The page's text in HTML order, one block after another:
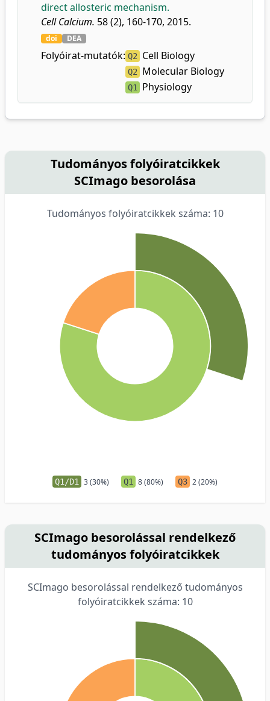
direct allosteric mechanism.
Cell Calcium. 58 (2), 160-170, 2015.
doi DEA
Folyóirat-mutatók: Q2 Cell Biology
Q2 Molecular Biology
Q1 Physiology
Tudományos folyóiratcikkek
SCImago besorolása
Tudományos folyóiratcikkek száma: 10
Q1/D1 3 (30%) Q1 8 (80%) Q3 2 (20%)
SCImago besorolással rendelkező
tudományos folyóiratcikkek
SCImago besorolással rendelkező tudományos
folyóiratcikkek száma: 10